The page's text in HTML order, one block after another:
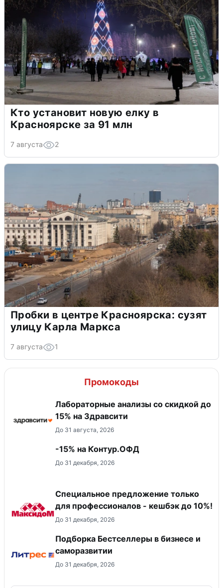
Кто установит новую елку в
Красноярске за 91 млн
7 августа 2
Пробки в центре Красноярска: сузят
улицу Карла Маркса
7 августа 1
Промокоды
Лабораторные анализы со скидкой до
15% на Здравсити
До 31 августа, 2026
-15% на Контур.ОФД
До 31 декабря, 2026
Специальное предложение только
для профессионалов - кешбэк до 10%!
До 31 декабря, 2026
Подборка Бестселлеры в бизнесе и
саморазвитии
До 31 декабря, 2026